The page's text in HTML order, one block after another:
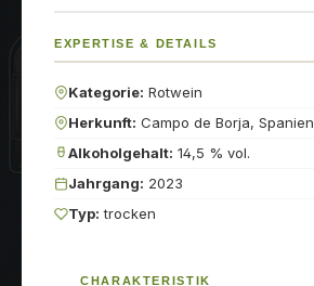
EXPERTISE & DETAILS
Kategorie: Rotwein
Herkunft: Campo de Borja, Spanien
Alkoholgehalt: 14,5 % vol.
Jahrgang: 2023
Typ: trocken
CHARAKTERISTIK